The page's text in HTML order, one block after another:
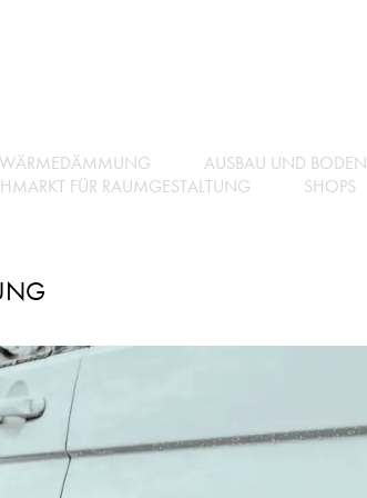
WÄRMEDÄMMUNG AUSBAU UND BODEN
FÜR RAUMGESTALTUNG SHOPS